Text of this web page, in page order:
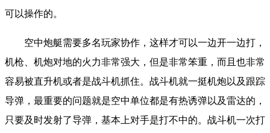
可以操作的。
空中炮艇需要多名玩家协作，这样才可以一边开一边打，
机枪、机炮对地的火力非常强大，但是非常笨重，而且也非常
容易被直升机或者是战斗机抓住。战斗机就一挺机炮以及跟踪
导弹，最重要的问题就是空中单位都是有热诱弹以及雷达的，
只要及时发射了导弹，基本上对手是打不中的。 战斗机一次打